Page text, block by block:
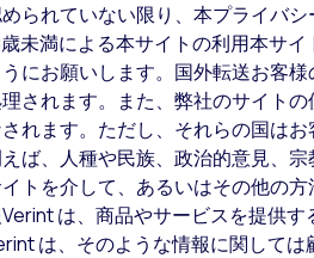
られていない限り、本プライバ
未満による本サイトの利用本サ
にお願いします。国外転送お客
されます。また、弊社のサイト
れます。ただし、それらの国は
ば、人種や民族、政治的意見、
トを介して、あるいはその他の
は、商品やサービスを提供
は、そのような情報に関して